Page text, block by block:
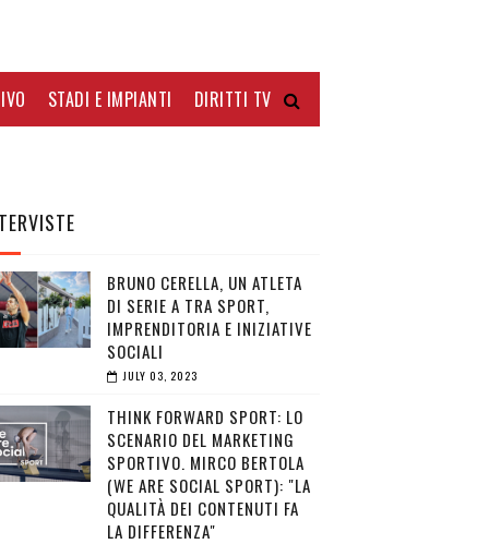
STADI E IMPIANTI DIRITTI TV
BRUNO CERELLA, UN ATLETA
DI SERIE A TRA SPORT,
IMPRENDITORIA E INIZIATIVE
SOCIALI
JULY 03, 2023
THINK FORWARD SPORT: LO
SCENARIO DEL MARKETING
SPORTIVO. MIRCO BERTOLA
(WE ARE SOCIAL SPORT): "LA
QUALITÀ DEI CONTENUTI FA
LA DIFFERENZA"